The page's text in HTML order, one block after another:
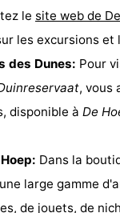
le site web de
les excursions et
des Dunes: Pour
, vous
disponible à De
Dans la
large gamme
de jouets, de